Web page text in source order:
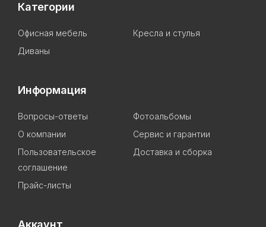
Категории
Офисная мебель
Кресла и стулья
Диваны
Информация
Вопросы-ответы
Фотоальбомы
О компании
Сервис и гарантии
Пользовательское
соглашение
Доставка и сборка
Прайс-листы
Аккаунт